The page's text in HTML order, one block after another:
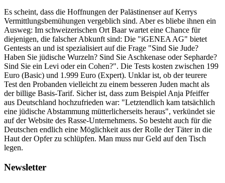
Es scheint, dass die Hoffnungen der Palästinenser auf Kerrys
Vermittlungsbemühungen vergeblich sind. Aber es bliebe ihnen ein
Ausweg: Im schweizerischen Ort Baar wartet eine Chance für
diejenigen, die falscher Abkunft sind: Die "iGENEA AG" bietet
Gentests an und ist spezialisiert auf die Frage "Sind Sie Jude?
Haben Sie jüdische Wurzeln? Sind Sie Aschkenase oder Sepharde?
Sind Sie ein Levi oder ein Cohen?". Die Tests kosten zwischen 199
Euro (Basic) und 1.999 Euro (Expert). Unklar ist, ob der teurere
Test den Probanden vielleicht zu einem besseren Juden macht als
der billige Basis-Tarif. Sicher ist, dass zum Beispiel Anja Pfeiffer
aus Deutschland hochzufrieden war: "Letztendlich kam tatsächlich
eine jüdische Abstammung mütterlicherseits heraus", verkündet sie
auf der Website des Rasse-Unternehmens. So besteht auch für die
Deutschen endlich eine Möglichkeit aus der Rolle der Täter in die
Haut der Opfer zu schlüpfen. Man muss nur Geld auf den Tisch
legen.
Newsletter